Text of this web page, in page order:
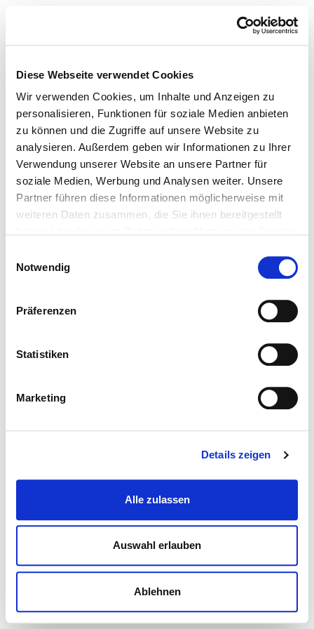
Diese Webseite verwendet Cookies
Wir verwenden Cookies, um Inhalte und Anzeigen zu
personalisieren, Funktionen für soziale Medien anbieten
zu können und die Zugriffe auf unsere Website zu
analysieren. Außerdem geben wir Informationen zu Ihrer
Verwendung unserer Website an unsere Partner für
soziale Medien, Werbung und Analysen weiter. Unsere
Partner führen diese Informationen möglicherweise mit
weiteren Daten zusammen, die Sie ihnen bereitgestellt
Notwendig
Präferenzen
Statistiken
Marketing
Details zeigen
Alle zulassen
Auswahl erlauben
Ablehnen